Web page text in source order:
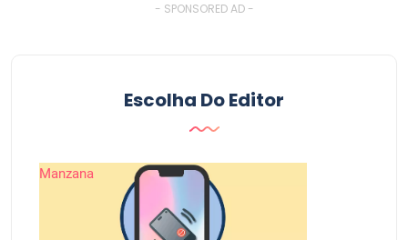
- SPONSORED AD -
Escolha Do Editor
Manzana